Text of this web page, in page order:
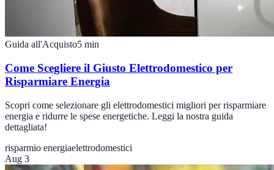
Guida all'Acquisto5 min
Come Scegliere il Giusto Elettrodomestico per
Risparmiare Energia
Scopri come selezionare gli elettrodomestici migliori per risparmiare
energia e ridurre le spese energetiche. Leggi la nostra guida
dettagliata!
risparmio energiaelettrodomestici
Aug 3